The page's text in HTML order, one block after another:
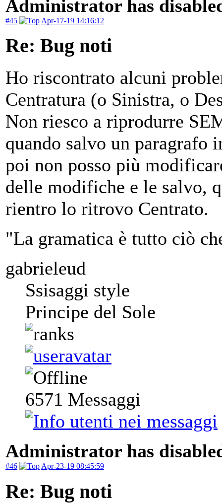
Administrator has
#45 Apr-17-19 14:16:12
Re: Bug noti
Ho riscontrato alcuni
Centratura (o Sinistra, o
Non riesco a riprodurre
quando salvo un paragrafo
poi non posso più
delle modifiche e le salvo,
rientro lo ritrovo Centrato.
"La gramatica è tutto ciò
gabrieleud
Ssisaggi style
Principe del Sole
6571 Messaggi
Administrator has
#46 Apr-23-19 08:45:59
Re: Bug noti